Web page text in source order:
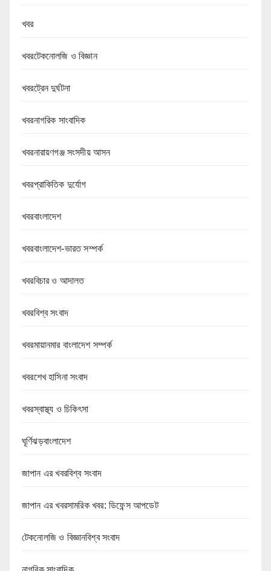
খবর
খবরটেকনোলজি ও বিজ্ঞান
খবরট্রেন দুর্ঘটনা
খবরনাগরিক সাংবাদিক
খবরনারায়ণগঞ্জ সংসদীয় আসন
খবরপ্রাকিতিক দুর্যোগ
খবরবাংলাদেশ
খবরবাংলাদেশ-ভারত সম্পর্ক
খবরবিচার ও আদালত
খবরবিশ্ব সংবাদ
খবরমায়ানমার বাংলাদেশ সম্পর্ক
খবরশেখ হাসিনা সংবাদ
খবরস্বাস্থ্য ও চিকিৎসা
ঘূর্ণিঝড়বাংলাদেশ
জাপান এর খবরবিশ্ব সংবাদ
জাপান এর খবরসামরিক খবর: ডিফেন্স আপডেট
টেকনোলজি ও বিজ্ঞানবিশ্ব সংবাদ